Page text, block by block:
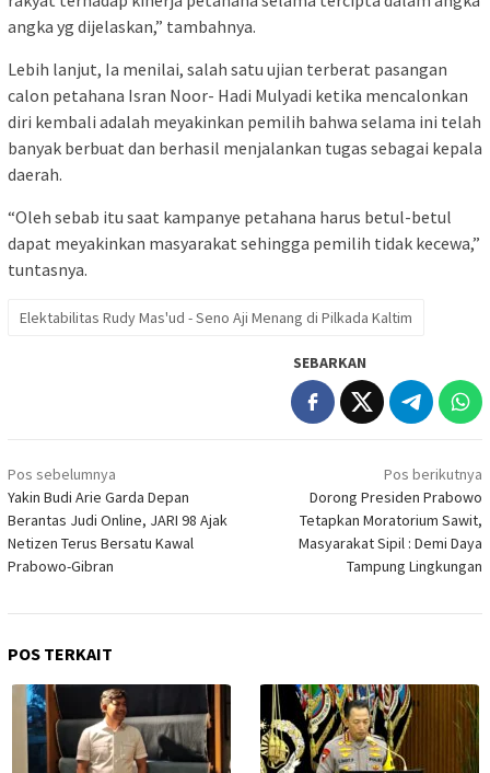
angka yg dijelaskan,” tambahnya.
Lebih lanjut, Ia menilai, salah satu ujian terberat pasangan
calon petahana Isran Noor- Hadi Mulyadi ketika mencalonkan
diri kembali adalah meyakinkan pemilih bahwa selama ini telah
banyak berbuat dan berhasil menjalankan tugas sebagai kepala
daerah.
“Oleh sebab itu saat kampanye petahana harus betul-betul
dapat meyakinkan masyarakat sehingga pemilih tidak kecewa,”
tuntasnya.
Elektabilitas Rudy Mas'ud - Seno Aji Menang di Pilkada Kaltim
SEBARKAN
Navigasi
pos
Pos sebelumnya
Yakin Budi Arie Garda Depan
Berantas Judi Online, JARI 98 Ajak
Netizen Terus Bersatu Kawal
Prabowo-Gibran
Pos berikutnya
Dorong Presiden Prabowo
Tetapkan Moratorium Sawit,
Masyarakat Sipil : Demi Daya
Tampung Lingkungan
POS TERKAIT